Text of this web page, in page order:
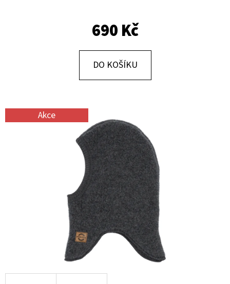
690 Kč
DO KOŠÍKU
Akce
T
HLEDAT
P